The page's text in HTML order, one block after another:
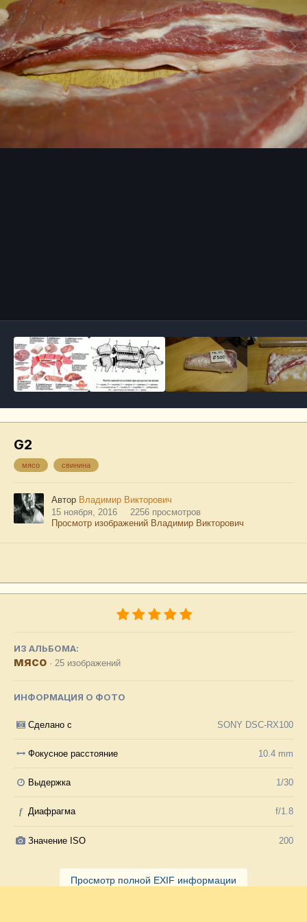
G2
мясо свинина
Автор Владимир Викторович
15 ноября, 2016
2256 просмотров
Просмотр изображений Владимир Викторович
ИЗ АЛЬБОМА:
мясо · 25 изображений
ИНФОРМАЦИЯ О ФОТО
Сделано с SONY DSC-RX100
Фокусное расстояние 10.4 mm
Выдержка 1/30
f Диафрагма f/1.8
Значение ISO 200
Просмотр полной EXIF информации